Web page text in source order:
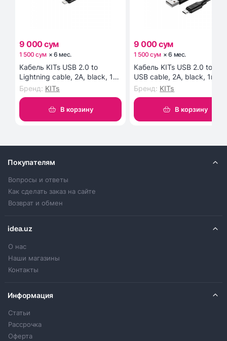
9 000 сум
1 500 сум × 6 мес.
Кабель KITs USB 2.0 to
Lightning cable, 2A, black, 1m
(KITS-W-003)
Бренд: KITs
В корзину
9 000 сум
1 500 сум ×6 мес.
Кабель KITs USB 2.0 to
USB cable, 2A, black, 1m
(KITS-W-002)
Бренд: KITs
В корзину
Покупателям
Вопросы и ответы
Как сделать заказ на сайте
Возврат и обмен
idea.uz
О нас
Наши магазины
Контакты
Информация
Статьи
Рассрочка
Оферта